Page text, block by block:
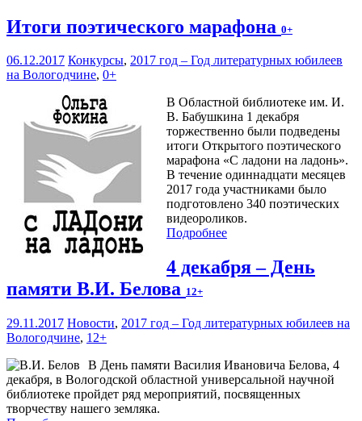
Итоги поэтического марафона 0+
06.12.2017 Конкурсы, 2017 год – Год литературных юбилеев
на Вологодчине, 0+
В Областной библиотеке им. И.
В. Бабушкина 1 декабря
торжественно были подведены
итоги Открытого поэтического
марафона «С ладони на ладонь».
В течение одиннадцати месяцев
2017 года участниками было
подготовлено 340 поэтических
видеороликов.
Подробнее
4 декабря – День
памяти В.И. Белова 12+
29.11.2017 Новости, 2017 год – Год литературных юбилеев на
Вологодчине, 12+
В День памяти Василия Ивановича Белова, 4
декабря, в Вологодской областной универсальной научной
библиотеке пройдет ряд мероприятий, посвященных
творчеству нашего земляка.